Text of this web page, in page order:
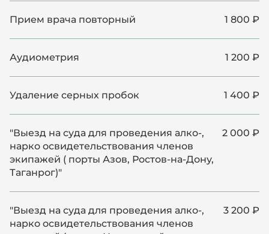
Прием врача повторный 1 800 ₽
Аудиометрия 1 200 ₽
Удаление серных пробок 1 400 ₽
"Выезд на суда для проведения алко-,
нарко освидетельствования членов
экипажей ( порты Азов, Ростов-на-Дону,
Таганрог)"
2 000 ₽
"Выезд на суда для проведения алко-,
нарко освидетельствования членов
3 200 ₽